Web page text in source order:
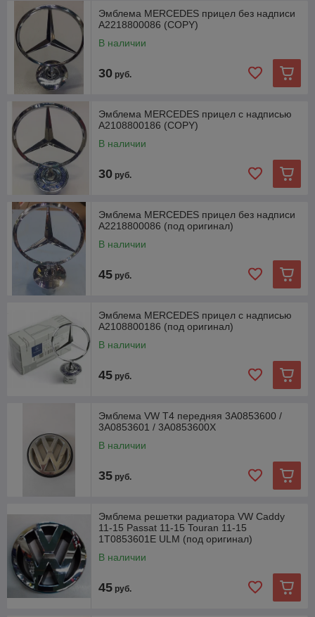
Эмблема MERCEDES прицел без надписи
A2218800086 (COPY)
В наличии
30 руб.
Эмблема MERCEDES прицел с надписью
A2108800186 (COPY)
В наличии
30 руб.
Эмблема MERCEDES прицел без надписи
A2218800086 (под оригинал)
В наличии
45 руб.
Эмблема MERCEDES прицел с надписью
A2108800186 (под оригинал)
В наличии
45 руб.
Эмблема VW T4 передняя 3A0853600 /
3A0853601 / 3A0853600X
В наличии
35 руб.
Эмблема решетки радиатора VW Caddy
11-15 Passat 11-15 Touran 11-15
1T0853601E ULM (под оригинал)
В наличии
45 руб.